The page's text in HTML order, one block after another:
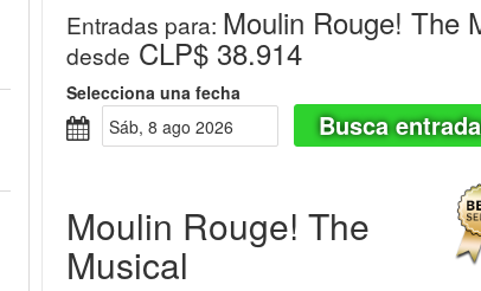
Entradas para: Moulin Rouge! The
desde CLP$ 38.914
Selecciona una fecha
sáb, 8 ago 2026
Busca
Moulin Rouge! The
Musical